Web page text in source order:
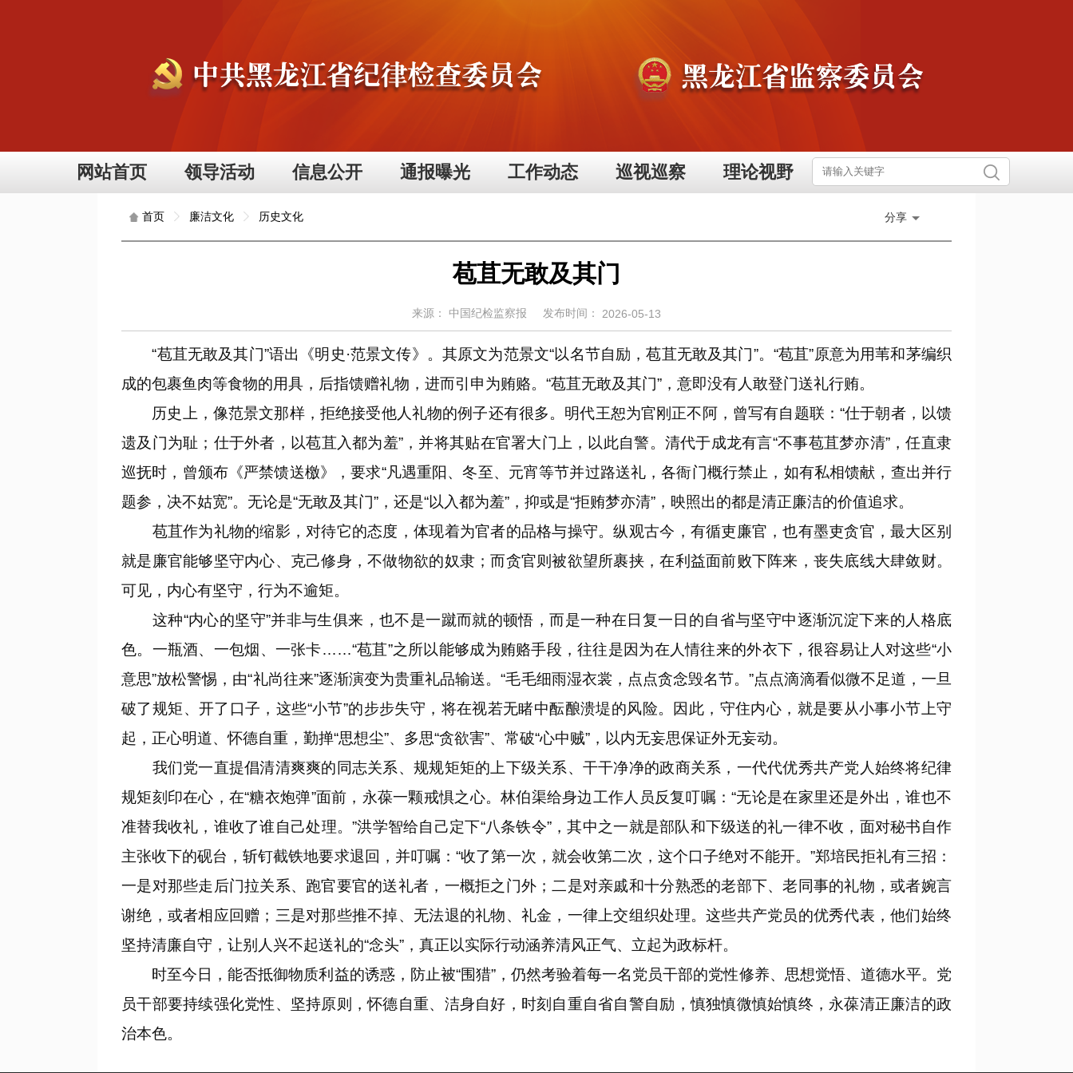
网站首页 领导活动 信息公开 通报曝光 工作动态 巡视巡察 理论视野
首页 廉洁文化 历史文化 分享
苞苴无敢及其门
来源： 中国纪检监察报 发布时间： 2026-05-13
“苞苴无敢及其门”语出《明史·范景文传》。其原文为范景文“以名节自励，苞苴无敢及其门”。“苞苴”原意为用苇和茅编织
成的包裹鱼肉等食物的用具，后指馈赠礼物，进而引申为贿赂。“苞苴无敢及其门”，意即没有人敢登门送礼行贿。
历史上，像范景文那样，拒绝接受他人礼物的例子还有很多。明代王恕为官刚正不阿，曾写有自题联：“仕于朝者，以馈
遗及门为耻；仕于外者，以苞苴入都为羞”，并将其贴在官署大门上，以此自警。清代于成龙有言“不事苞苴梦亦清”，任直隶
巡抚时，曾颁布《严禁馈送檄》，要求“凡遇重阳、冬至、元宵等节并过路送礼，各衙门概行禁止，如有私相馈献，查出并行
题参，决不姑宽”。无论是“无敢及其门”，还是“以入都为羞”，抑或是“拒贿梦亦清”，映照出的都是清正廉洁的价值追求。
苞苴作为礼物的缩影，对待它的态度，体现着为官者的品格与操守。纵观古今，有循吏廉官，也有墨吏贪官，最大区别
就是廉官能够坚守内心、克己修身，不做物欲的奴隶；而贪官则被欲望所裹挟，在利益面前败下阵来，丧失底线大肆敛财。
可见，内心有坚守，行为不逾矩。
这种“内心的坚守”并非与生俱来，也不是一蹴而就的顿悟，而是一种在日复一日的自省与坚守中逐渐沉淀下来的人格底
色。一瓶酒、一包烟、一张卡……“苞苴”之所以能够成为贿赂手段，往往是因为在人情往来的外衣下，很容易让人对这些“小
意思”放松警惕，由“礼尚往来”逐渐演变为贵重礼品输送。“毛毛细雨湿衣裳，点点贪念毁名节。”点点滴滴看似微不足道，一旦
破了规矩、开了口子，这些“小节”的步步失守，将在视若无睹中酝酿溃堤的风险。因此，守住内心，就是要从小事小节上守
起，正心明道、怀德自重，勤掸“思想尘”、多思“贪欲害”、常破“心中贼”，以内无妄思保证外无妄动。
我们党一直提倡清清爽爽的同志关系、规规矩矩的上下级关系、干干净净的政商关系，一代代优秀共产党人始终将纪律
规矩刻印在心，在“糖衣炮弹”面前，永葆一颗戒惧之心。林伯渠给身边工作人员反复叮嘱：“无论是在家里还是外出，谁也不
准替我收礼，谁收了谁自己处理。”洪学智给自己定下“八条铁令”，其中之一就是部队和下级送的礼一律不收，面对秘书自作
主张收下的砚台，斩钉截铁地要求退回，并叮嘱：“收了第一次，就会收第二次，这个口子绝对不能开。”郑培民拒礼有三招：
一是对那些走后门拉关系、跑官要官的送礼者，一概拒之门外；二是对亲戚和十分熟悉的老部下、老同事的礼物，或者婉言
谢绝，或者相应回赠；三是对那些推不掉、无法退的礼物、礼金，一律上交组织处理。这些共产党员的优秀代表，他们始终
坚持清廉自守，让别人兴不起送礼的“念头”，真正以实际行动涵养清风正气、立起为政标杆。
时至今日，能否抵御物质利益的诱惑，防止被“围猎”，仍然考验着每一名党员干部的党性修养、思想觉悟、道德水平。党
员干部要持续强化党性、坚持原则，怀德自重、洁身自好，时刻自重自省自警自励，慎独慎微慎始慎终，永葆清正廉洁的政
治本色。